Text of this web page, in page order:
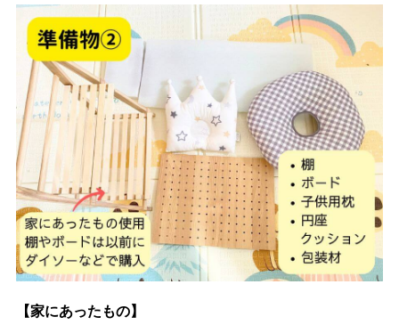
【家にあったもの】